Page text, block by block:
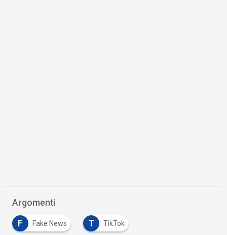
Argomenti
F Fake News T TikTok